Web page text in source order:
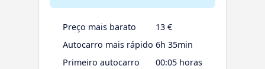
Preço mais barato
13 €
Autocarro mais rápido 6h 35min
Primeiro autocarro
00:05 horas